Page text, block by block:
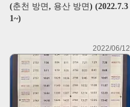
(춘천 방면, 용산 방면) (2022.7.3
1~)
2022/06/12